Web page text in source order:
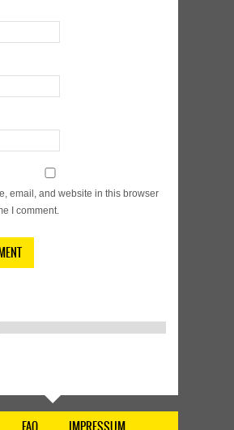
email, and website in this browser
I comment.